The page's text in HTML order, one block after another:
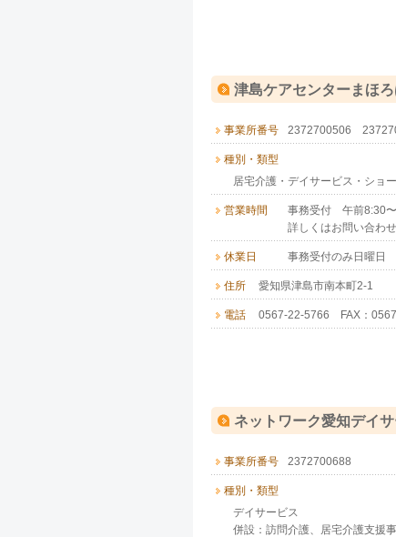
津島ケアセンターまほ
事業所番号 2372700506
種別・類型
居宅介護・デイサービス・ショ
営業時間
事務受付 午前8:30
詳しくはお問い合わせ
休業日 事務受付のみ日曜日
住所 愛知県津島市南本町2-1
電話 0567-22-5766 FAX：
ネットワーク愛知デイ
事業所番号 2372700688
種別・類型
デイサービス
併設：訪問介護、居宅介護支援